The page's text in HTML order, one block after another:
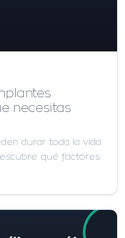
necesitas
durar toda la vida
qué factores